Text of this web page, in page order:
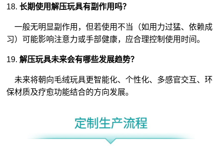
18.长期使用解压玩具有副作用吗？
一般无明显副作用，但若使用不当（如用力过猛、依赖成
习）可能影响注意力或手部健康，应合理控制使用时间。
19.解压玩具未来会有哪些发展趋势？
未来将朝向毛绒玩具更智能化、个性化、多感官交互、环
保材质及疗愈功能结合的方向发展。